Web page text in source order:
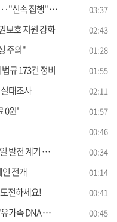
행" [뉴스의 맥] 03:37
보호 지원 강화 02:43
주의" 01:28
규 173건 정비 01:55
태조사 02:11
0원' 01:57
00:46
기 마련하길" 00:34
전개 01:14
전하세요! 00:41
동참해 주세요!" 00:45